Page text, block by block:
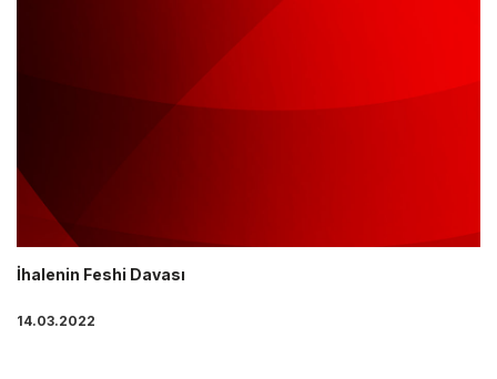
İhalenin Feshi Davası
14.03.2022